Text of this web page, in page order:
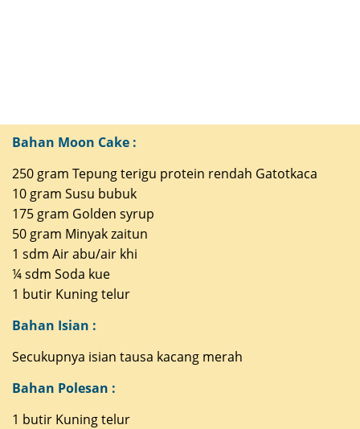
Bahan Moon Cake :
250 gram Tepung terigu protein rendah Gatotkaca
10 gram Susu bubuk
175 gram Golden syrup
50 gram Minyak zaitun
1 sdm Air abu/air khi
¼ sdm Soda kue
1 butir Kuning telur
Bahan Isian :
Secukupnya isian tausa kacang merah
Bahan Polesan :
1 butir Kuning telur